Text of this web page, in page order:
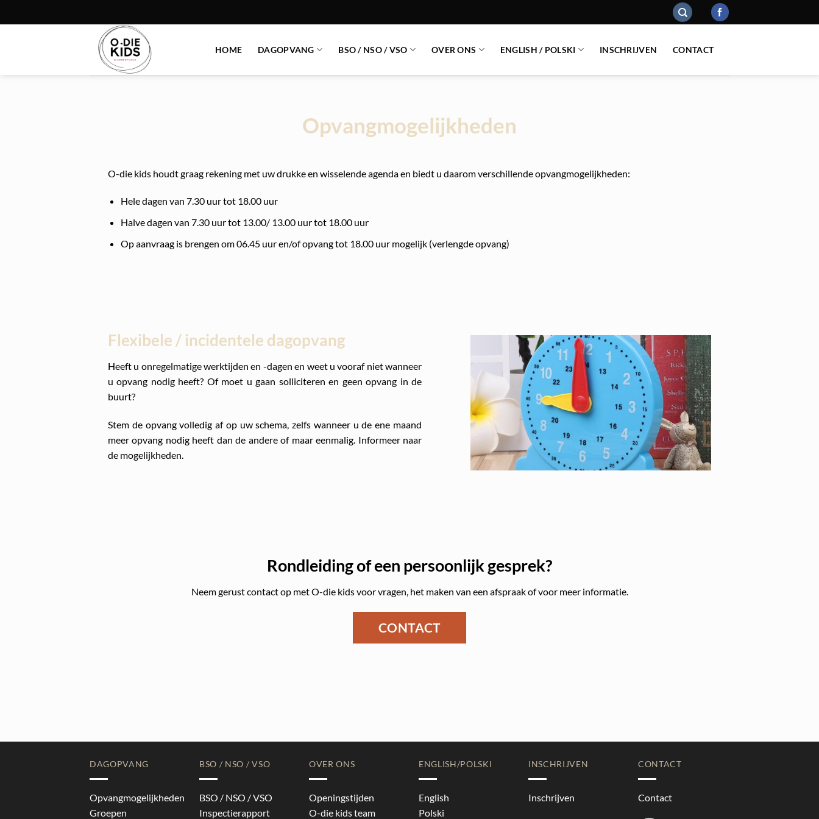
naar
HOME DAGOPVANG BSO / NSO / VSO OVER ONS ENGLISH / POLSKI INSCHRIJVEN CONTACT
Opvangmogelijkheden
O-die kids houdt graag rekening met uw drukke en wisselende agenda en biedt u daarom verschillende opvangmogelijkheden:
Hele dagen van 7.30 uur tot 18.00 uur
Halve dagen van 7.30 uur tot 13.00/ 13.00 uur tot 18.00 uur
Op aanvraag is brengen om 06.45 uur en/of opvang tot 18.00 uur mogelijk (verlengde opvang)
Flexibele / incidentele dagopvang
Heeft u onregelmatige werktijden en -dagen en weet u vooraf niet wanneer
u opvang nodig heeft? Of moet u gaan solliciteren en geen opvang in de
buurt?
Stem de opvang volledig af op uw schema, zelfs wanneer u de ene maand
meer opvang nodig heeft dan de andere of maar eenmalig. Informeer naar
de mogelijkheden.
Rondleiding of een persoonlijk gesprek?
Neem gerust contact op met O-die kids voor vragen, het maken van een afspraak of voor meer informatie.
CONTACT
DAGOPVANG
Opvangmogelijkheden
Groepen
BSO / NSO / VSO
BSO / NSO / VSO
Inspectierapport
OVER ONS
Openingstijden
O-die kids team
ENGLISH/POLSKI
English
Polski
INSCHRIJVEN
Inschrijven
CONTACT
Contact